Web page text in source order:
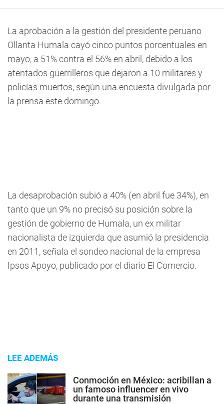
La aprobación a la gestión del presidente peruano
Ollanta Humala cayó cinco puntos porcentuales en
mayo, a 51% contra el 56% en abril, debido a los
atentados guerrilleros que dejaron a 10 militares y
policías muertos, según una encuesta divulgada por
la prensa este domingo.
La desaprobación subió a 40% (en abril fue 34%), en
tanto que un 9% no precisó su posición sobre la
gestión de gobierno de Humala, un ex militar
nacionalista de izquierda que asumió la presidencia
en 2011, señala el sondeo nacional de la empresa
Ipsos Apoyo, publicado por el diario El Comercio.
LEE ADEMÁS
Conmoción en México: acribillan a
un famoso influencer en vivo
durante una transmisión